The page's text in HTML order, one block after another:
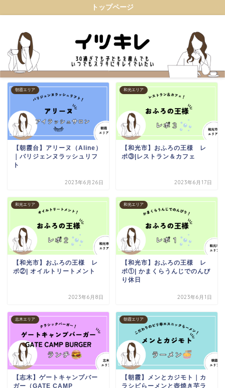
トップページ
朝霞エリア
【朝霞台】アリーヌ（Aline）
｜パリジェンヌラッシュリフ
ト
2023年6月26日
和光エリア
【和光市】おふろの王様 レ
ポ③|レストラン＆カフェ
2023年6月17日
和光エリア
【和光市】おふろの王様 レ
ポ②| オイルトリートメント
2023年6月8日
和光エリア
【和光市】おふろの王様 レ
ポ①| かまくらうんじでのんび
り休日
2023年6月1日
志木エリア
【志木】ゲートキャンプバー
ガー（GATE CAMP
朝霞エリア
【朝霞】メンとカジモト｜カ
ラシビらーメンと壺焼き芋ラ